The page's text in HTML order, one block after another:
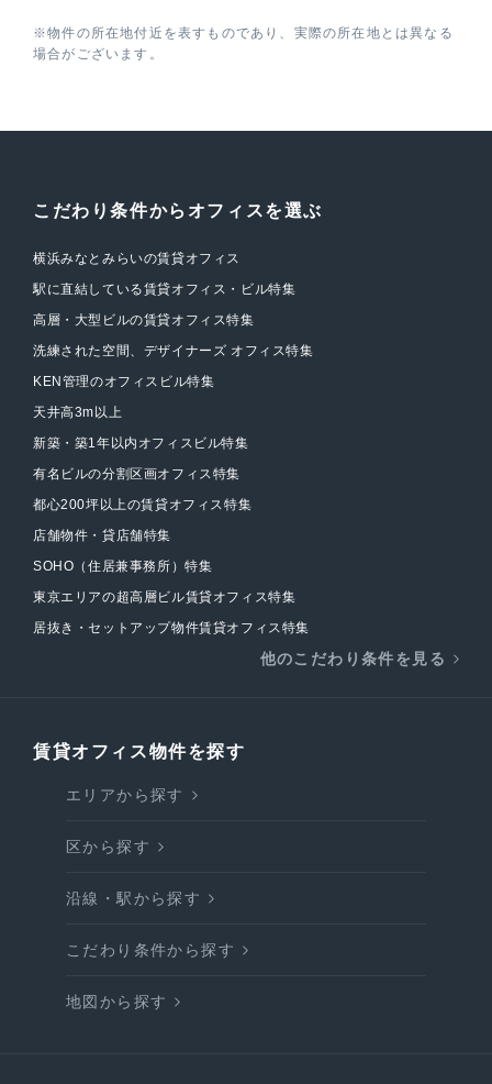
※物件の所在地付近を表すものであり、実際の所在地とは異なる
場合がございます。
こだわり条件からオフィスを選ぶ
横浜みなとみらいの賃貸オフィス
駅に直結している賃貸オフィス・ビル特集
高層・大型ビルの賃貸オフィス特集
洗練された空間、デザイナーズ オフィス特集
KEN管理のオフィスビル特集
天井高3m以上
新築・築1年以内オフィスビル特集
有名ビルの分割区画オフィス特集
都心200坪以上の賃貸オフィス特集
店舗物件・貸店舗特集
SOHO（住居兼事務所）特集
東京エリアの超高層ビル賃貸オフィス特集
居抜き・セットアップ物件賃貸オフィス特集
他のこだわり条件を見る
賃貸オフィス物件を探す
エリアから探す
区から探す
沿線・駅から探す
こだわり条件から探す
地図から探す